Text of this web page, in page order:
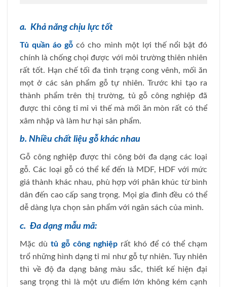
a. Khả năng chịu lực tốt
Tủ quần áo gỗ có cho mình một lợi thế nổi bật đó
chính là chống chọi được với môi trường thiên nhiên
rất tốt. Hạn chế tối đa tình trạng cong vênh, mối ăn
mọt ở các sản phẩm gỗ tự nhiên. Trước khi tạo ra
thành phẩm trên thị trường, tủ gỗ công nghiệp đã
được thi công tỉ mỉ vì thế mà mối ăn mòn rất có thể
xâm nhập và làm hư hại sản phẩm.
b. Nhiều chất liệu gỗ khác nhau
Gỗ công nghiệp được thi công bởi đa dạng các loại
gỗ. Các loại gỗ có thể kể đến là MDF, HDF với mức
giá thành khác nhau, phù hợp với phân khúc từ bình
dân đến cao cấp sang trọng. Mọi gia đình đều có thể
dễ dàng lựa chọn sản phẩm với ngân sách của mình.
c. Đa dạng mẫu mã:
Mặc dù tủ gỗ công nghiệp rất khó để có thể chạm
trổ những hình dạng tỉ mỉ như gỗ tự nhiên. Tuy nhiên
thì về độ đa dạng bảng màu sắc, thiết kế hiện đại
sang trọng thì là một ưu điểm lớn không kém cạnh